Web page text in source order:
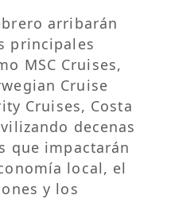
arribarán
principales
MSC Cruises,
Cruise
Cruises, Costa
decenas
que impactarán
local, el
y los